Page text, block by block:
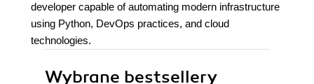
developer capable of automating modern infrastructure
using Python, DevOps practices, and cloud
technologies.
Wybrane bestsellery